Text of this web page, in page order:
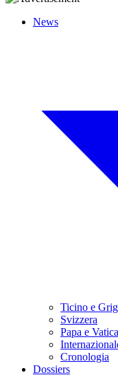
News
Ticino e
Svizzera
Papa e
Cronologia
Dossiers